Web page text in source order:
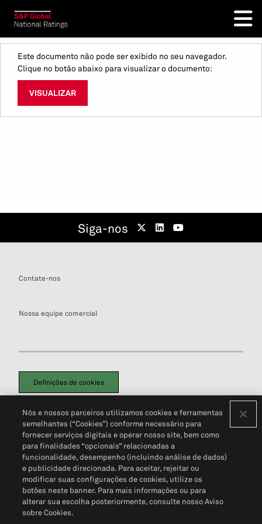
Este documento não pode ser exibido no seu navegador.
Clique no botão abaixo para visualizar o documento:
VISUALIZAR
Siga-nos
Contate-nos
Nossa equipe comercial
Definições de cookies
Política de PrivacidadePortal de privacidade do cliente (em inglês)
Não Venda Minhas Informações Pessoais© 2026 S&P Global
Nós e nossos parceiros utilizamos cookies e ferramentas
semelhantes (“Cookies”) conforme necessário para
fornecer serviços digitais e operar nosso site, bem como
para finalidades “opcionais” relacionadas a
funcionalidade, desempenho (incluindo análise de dados)
e publicidade direcionada. Para aceitar, rejeitar ou
modificar suas configurações de cookies, utilize os
botões neste banner. Para mais informações ou para
alterar sua escolha posteriormente, consulte nosso Aviso
sobre Cookies.